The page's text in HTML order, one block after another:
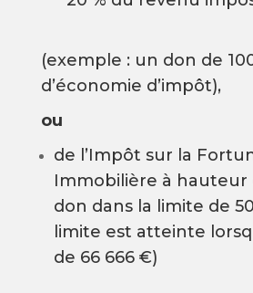
(exemple : un don de
d’économie d’impôt),
ou
de l’Impôt sur la
Immobilière à hauteur
don dans la limite de
limite est atteinte
de 66 666 €)